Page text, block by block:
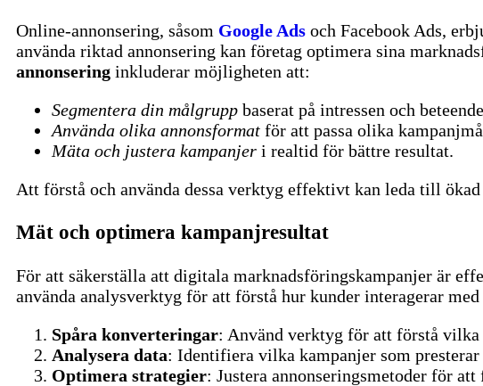
Online-annonsering, såsom Google Ads och Facebook Ads,
använda riktad annonsering kan företag optimera sina
annonsering inkluderar möjligheten att:
Segmentera din målgrupp baserat på intressen och
Använda olika annonsformat för att passa olika
Mäta och justera kampanjer i realtid för bättre resultat.
Att förstå och använda dessa verktyg effektivt kan leda till
Mät och optimera kampanjresultat
För att säkerställa att digitala marknadsföringskampanjer är
använda analysverktyg för att förstå hur kunder interagerar med
Spåra konverteringar: Använd verktyg för att förstå
Analysera data: Identifiera vilka kampanjer som presterar
Optimera strategier: Justera annonseringsmetoder för